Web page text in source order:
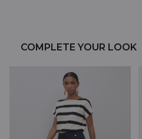
COMPLETE YOUR LOOK